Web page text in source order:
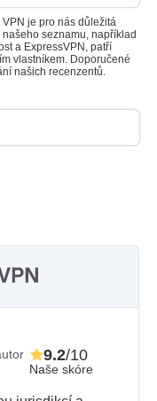
je pro nás důležitá
seznamu, například
a ExpressVPN, patří
vlastníkem. Doporučené
našich recenzentů.
Naše skóre
9.2/10